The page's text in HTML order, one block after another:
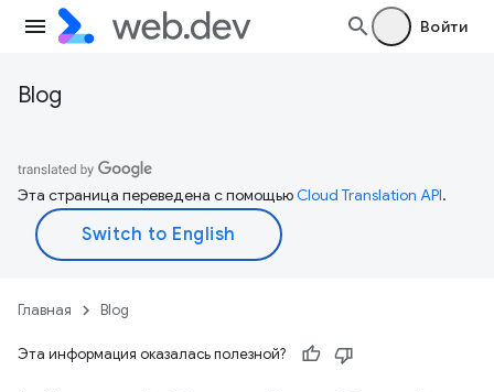
Войти
Blog
Эта страница переведена с помощьюCloud Translation API.
Главная Blog
Эта информация оказалась полезной?